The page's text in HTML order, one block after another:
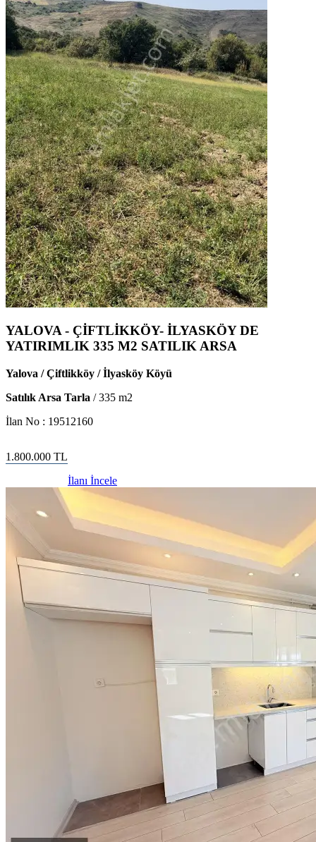
YALOVA - ÇİFTLİKKÖY- İLYASKÖY DE
YATIRIMLIK 335 M2 SATILIK ARSA
Yalova / Çiftlikköy / İlyasköy Köyü
Satılık Arsa Tarla /335 m2
İlan No : 19512160
1.800.000 TL
İlanı İncele